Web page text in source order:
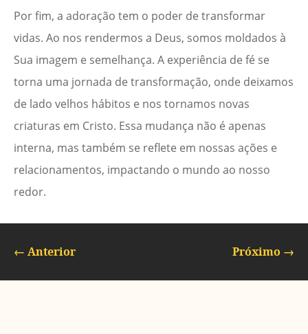
Por fim, a adoração tem o poder de transformar
vidas. Ao nos rendermos a Deus, somos moldados à
Sua imagem e semelhança. A experiência de fé se
torna uma jornada de transformação, onde deixamos
de lado velhos hábitos e nos tornamos novas
criaturas em Cristo. Essa mudança não é apenas
interna, mas também se reflete em nossas ações e
relacionamentos, impactando o mundo ao nosso
redor.
← Anterior Próximo →